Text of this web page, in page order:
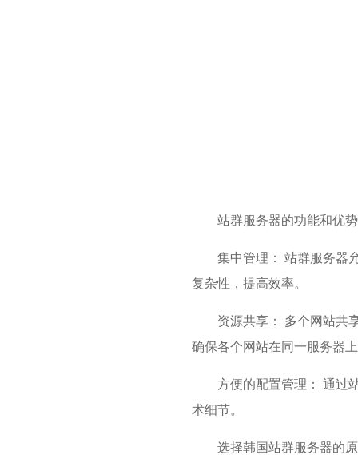
站群服务器的功能和优
集中管理： 站群服务器
复杂性，提高效率。
资源共享： 多个网站共
确保各个网站在同一服务器
方便的配置管理： 通过
术细节。
选择韩国站群服务器的